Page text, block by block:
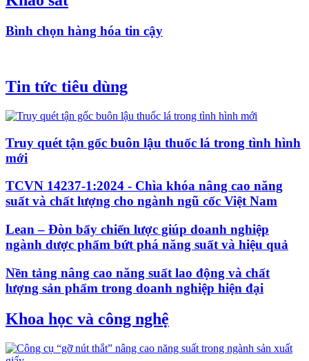
Bình chọn hàng hóa tin cậy
Tin tức tiêu dùng
Truy quét tận gốc buôn lậu thuốc lá trong tình hình
mới
TCVN 14237-1:2024 - Chìa khóa nâng cao năng
suất và chất lượng cho ngành ngũ cốc Việt Nam
Lean – Đòn bẩy chiến lược giúp doanh nghiệp
ngành dược phẩm bứt phá năng suất và hiệu quả
Nền tảng nâng cao năng suất lao động và chất
lượng sản phẩm trong doanh nghiệp hiện đại
Khoa học và công nghệ